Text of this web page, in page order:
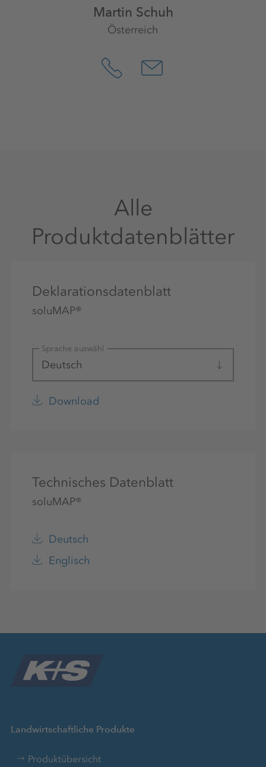
Martin Schuh
Österreich
Alle
Produktdatenblätter
Deklarationsdatenblatt
soluMAP®
Sprache auswählen
Deutsch
Download
Technisches Datenblatt
soluMAP®
Deutsch
Englisch
Landwirtschaftliche Produkte
Produktübersicht